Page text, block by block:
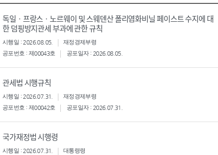
독일ㆍ프랑스ㆍ노르웨이 및 스웨덴산 폴리염화비닐 페이스트 수지에 대
한 덤핑방지관세 부과에 관한 규칙
시행일 : 2026.08.05.
재정경제부령
공포번호 : 제00043호
공포일자 : 2026.08.05.
관세법 시행규칙
시행일 : 2026.07.31.
재정경제부령
공포번호 : 제00042호
공포일자 : 2026.07.31.
국가재정법 시행령
시행일 : 2026.07.31.
대통령령